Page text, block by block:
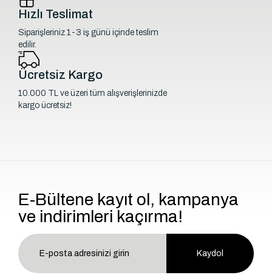
Hızlı Teslimat
Siparişleriniz 1-3 iş günü içinde teslim
edilir.
Ücretsiz Kargo
10.000 TL ve üzeri tüm alışverişlerinizde
kargo ücretsiz!
E-Bültene kayıt ol, kampanya
ve indirimleri kaçırma!
Kaydol